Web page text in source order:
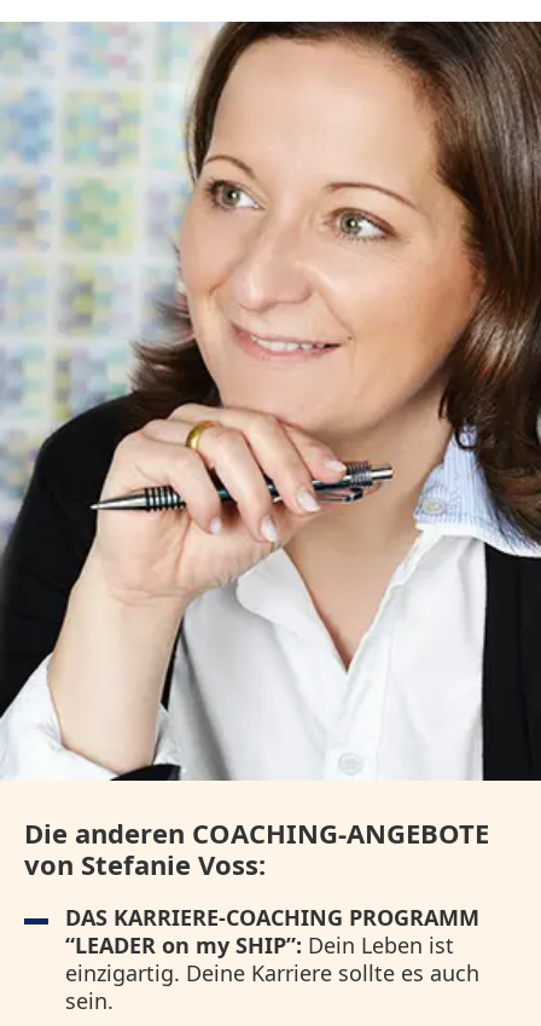
Die anderen COACHING-ANGEBOTE
von Stefanie Voss:
DAS KARRIERE-COACHING PROGRAMM
“LEADER on my SHIP”: Dein Leben ist
einzigartig. Deine Karriere sollte es auch
sein.